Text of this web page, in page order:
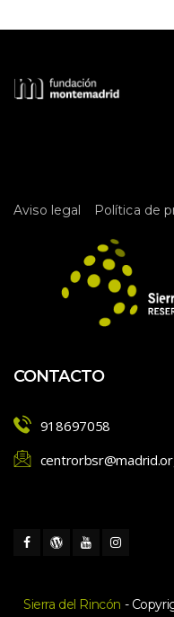
Aviso legal Política de
CONTACTO
918697058
Sierra del Rincón -